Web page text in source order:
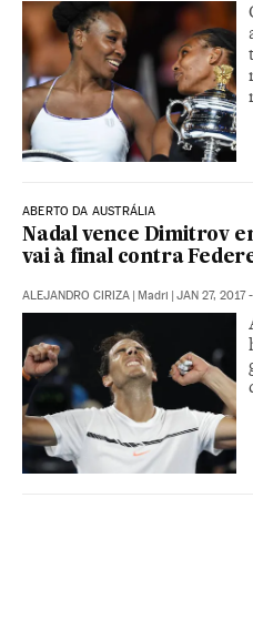
ABERTO DA AUSTRÁLIA
Nadal vence Dimitrov
vai à final contra
ALEJANDRO CIRIZA | Madri | JAN 27, 2017